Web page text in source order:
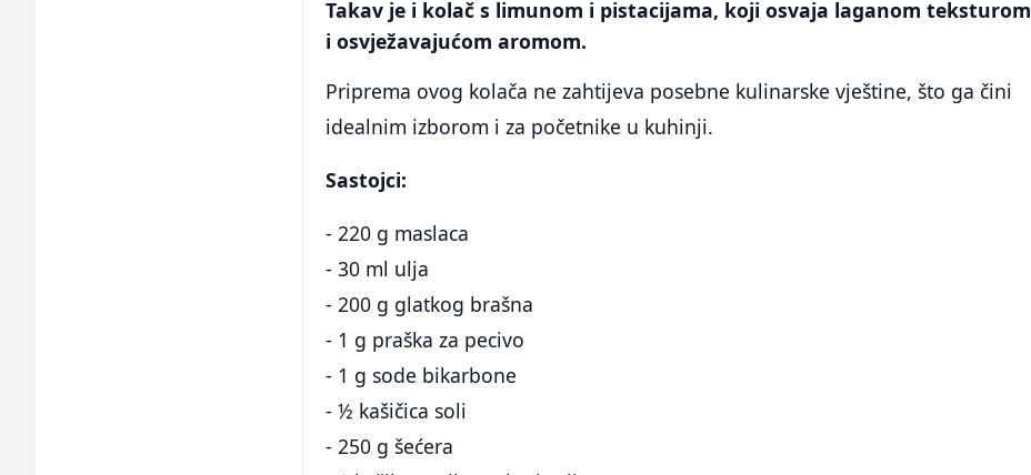
Takav je i kolač s limunom i pistacijama, koji osvaja laganom teksturom
i osvježavajućom aromom.
Priprema ovog kolača ne zahtijeva posebne kulinarske vještine, što ga čini
idealnim izborom i za početnike u kuhinji.
Sastojci:
- 220 g maslaca
- 30 ml ulja
- 200 g glatkog brašna
- 1 g praška za pecivo
- 1 g sode bikarbone
- ½ kašičica soli
- 250 g šećera